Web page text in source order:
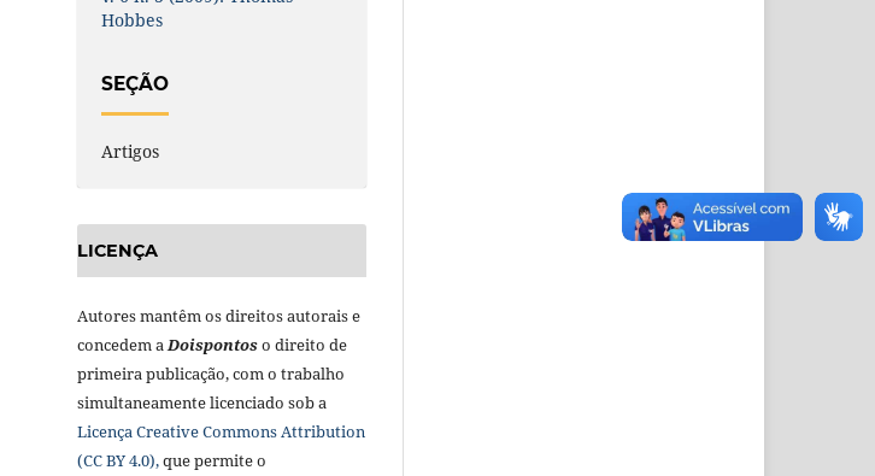
Hobbes
SEÇÃO
Artigos
LICENÇA
Autores mantêm os direitos autorais e
concedem aDoispontoso direito de
primeira publicação, com o trabalho
simultaneamente licenciado sob a
Licença Creative Commons Attribution
(CC BY 4.0),que permite o